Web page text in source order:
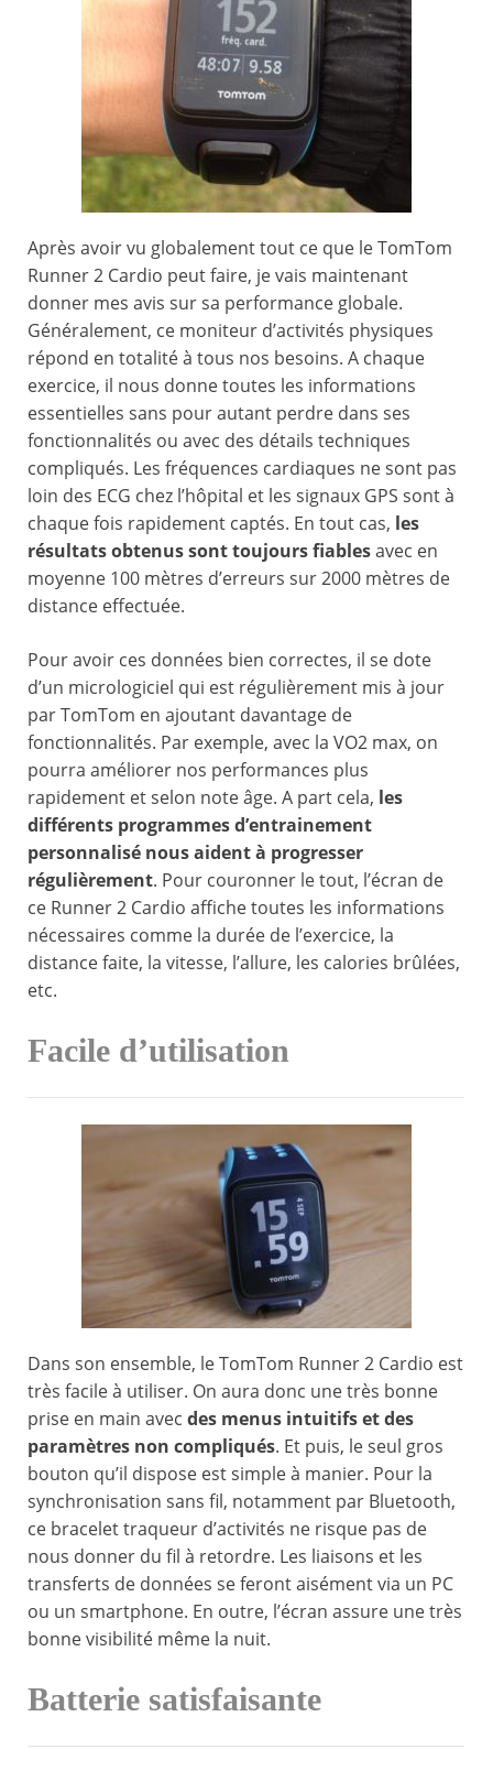
Après avoir vu globalement tout ce que le TomTom
Runner 2 Cardio peut faire, je vais maintenant
donner mes avis sur sa performance globale.
Généralement, ce moniteur d’activités physiques
répond en totalité à tous nos besoins. A chaque
exercice, il nous donne toutes les informations
essentielles sans pour autant perdre dans ses
fonctionnalités ou avec des détails techniques
compliqués. Les fréquences cardiaques ne sont pas
loin des ECG chez l’hôpital et les signaux GPS sont à
chaque fois rapidement captés. En tout cas, les
résultats obtenus sont toujours fiablesavec en
moyenne 100 mètres d’erreurs sur 2000 mètres de
distance effectuée.
Pour avoir ces données bien correctes, il se dote
d’un micrologiciel qui est régulièrement mis à jour
par TomTom en ajoutant davantage de
fonctionnalités. Par exemple, avec la VO2 max, on
pourra améliorer nos performances plus
rapidement et selon note âge. A part cela, les
différents programmes d’entrainement
personnalisé nous aident à progresser
régulièrement. Pour couronner le tout, l’écran de
ce Runner 2 Cardio affiche toutes les informations
nécessaires comme la durée de l’exercice, la
distance faite, la vitesse, l’allure, les calories brûlées,
etc.
Facile d’utilisation
Dans son ensemble, le TomTom Runner 2 Cardio est
très facile à utiliser. On aura donc une très bonne
prise en main avec des menus intuitifs et des
paramètres non compliqués. Et puis, le seul gros
bouton qu’il dispose est simple à manier. Pour la
synchronisation sans fil, notamment par Bluetooth,
ce bracelet traqueur d’activités ne risque pas de
nous donner du fil à retordre. Les liaisons et les
transferts de données se feront aisément via un PC
ou un smartphone. En outre, l’écran assure une très
bonne visibilité même la nuit.
Batterie satisfaisante